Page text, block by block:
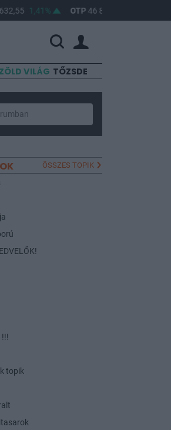
1,41% OTP46 890
ZÖLD VILÁG TŐZSDE
ÖSSZES TOPIK
!!!
topik